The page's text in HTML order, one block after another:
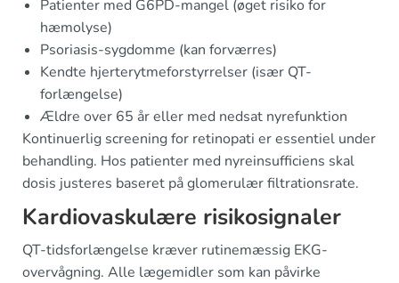
Patienter med G6PD-mangel (øget risiko for
hæmolyse)
Psoriasis-sygdomme (kan forværres)
Kendte hjerterytmeforstyrrelser (især QT-
forlængelse)
Ældre over 65 år eller med nedsat nyrefunktion
Kontinuerlig screening for retinopati er essentiel under
behandling. Hos patienter med nyreinsufficiens skal
dosis justeres baseret på glomerulær filtrationsrate.
Kardiovaskulære risikosignaler
QT-tidsforlængelse kræver rutinemæssig EKG-
overvågning. Alle lægemidler som kan påvirke